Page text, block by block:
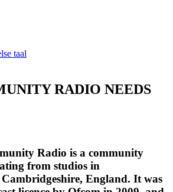
taal
RADIO NEEDS
Radio is a community
from studios in
England. It was